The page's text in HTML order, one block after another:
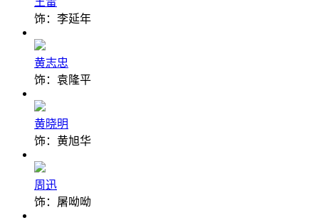
饰：李延年
黄志忠
饰：袁隆平
黄晓明
饰：黄旭华
周迅
饰：屠呦呦